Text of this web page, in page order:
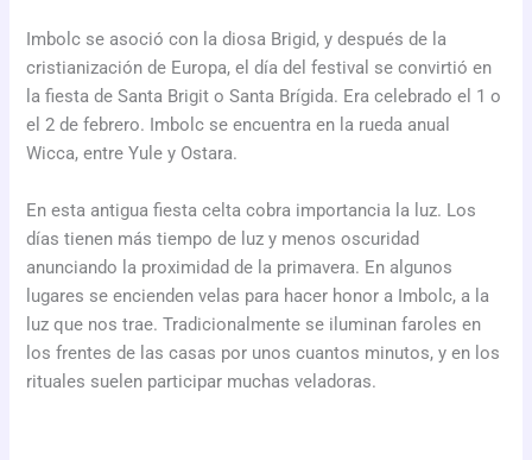
Imbolc se asoció con la diosa Brigid, y después de la
cristianización de Europa, el día del festival se convirtió en
la fiesta de Santa Brigit o Santa Brígida. Era celebrado el 1 o
el 2 de febrero. Imbolc se encuentra en la rueda anual
Wicca, entre Yule y Ostara.
En esta antigua fiesta celta cobra importancia la luz. Los
días tienen más tiempo de luz y menos oscuridad
anunciando la proximidad de la primavera. En algunos
lugares se encienden velas para hacer honor a Imbolc, a la
luz que nos trae.Tradicionalmente se iluminan faroles en
los frentes de las casas por unos cuantos minutos, y en los
rituales suelen participar muchas veladoras.